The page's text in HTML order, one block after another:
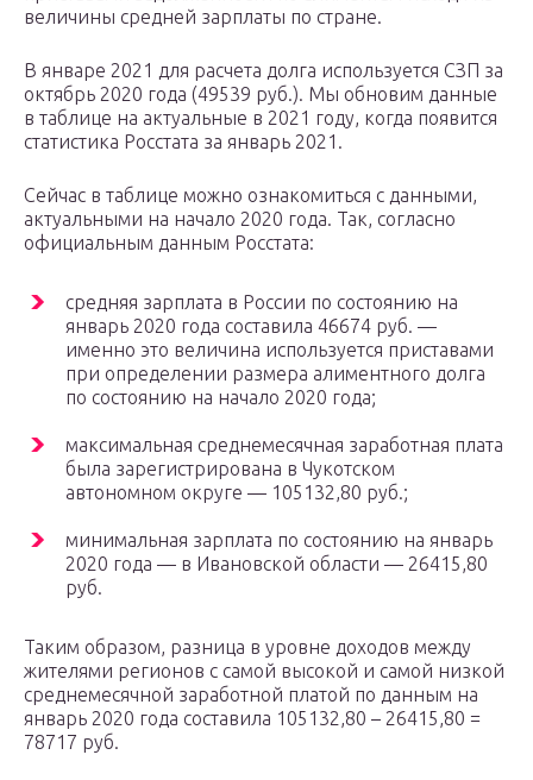
величины средней зарплаты по стране.
В январе 2021 для расчета долга используется СЗП за
октябрь 2020 года (49539 руб.). Мы обновим данные
в таблице на актуальные в 2021 году, когда появится
статистика Росстата за январь 2021.
Сейчас в таблице можно ознакомиться с данными,
актуальными на начало 2020 года. Так, согласно
официальным данным Росстата:
средняя зарплата в России по состоянию на
январь 2020 года составила 46674 руб. —
именно это величина используется приставами
при определении размера алиментного долга
по состоянию на начало 2020 года;
максимальная среднемесячная заработная плата
была зарегистрирована в Чукотском
автономном округе — 105132,80 руб.;
минимальная зарплата по состоянию на январь
2020 года — в Ивановской области — 26415,80
руб.
Таким образом, разница в уровне доходов между
жителями регионов с самой высокой и самой низкой
среднемесячной заработной платой по данным на
январь 2020 года составила 105132,80 – 26415,80 =
78717 руб.